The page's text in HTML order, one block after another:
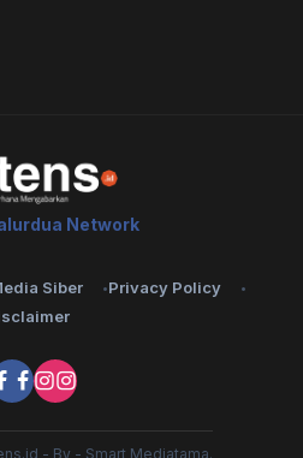
Network
Siber
Privacy Policy
- By - Smart Mediatama.